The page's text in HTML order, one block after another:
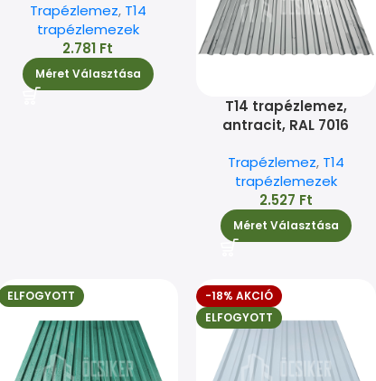
Trapézlemez, T14
trapézlemezek
2.781 Ft
Méret Választása
T14 trapézlemez,
antracit, RAL 7016
Trapézlemez, T14
trapézlemezek
2.527 Ft
Méret Választása
ELFOGYOTT
-18% AKCIÓ
ELFOGYOTT